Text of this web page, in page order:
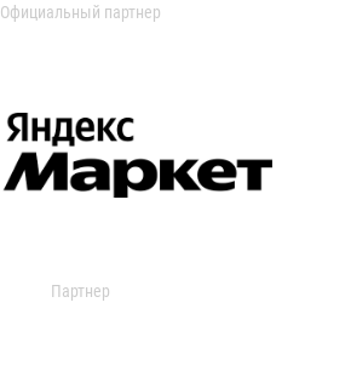
Официальный партнер
Партнер